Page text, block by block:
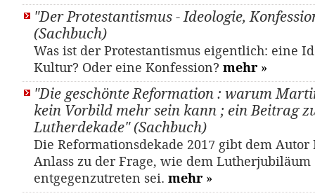
"Der Protestantismus - Ideologie,
(Sachbuch)
Was ist der Protestantismus eigentlich: eine
Kultur? Oder eine Konfession? mehr »
"Die geschönte Reformation : warum
kein Vorbild mehr sein kann ; ein Beitrag
Lutherdekade" (Sachbuch)
Die Reformationsdekade 2017 gibt dem Autor
Anlass zu der Frage, wie dem Lutherjubiläum
entgegenzutreten sei. mehr »